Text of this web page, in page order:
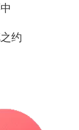
约